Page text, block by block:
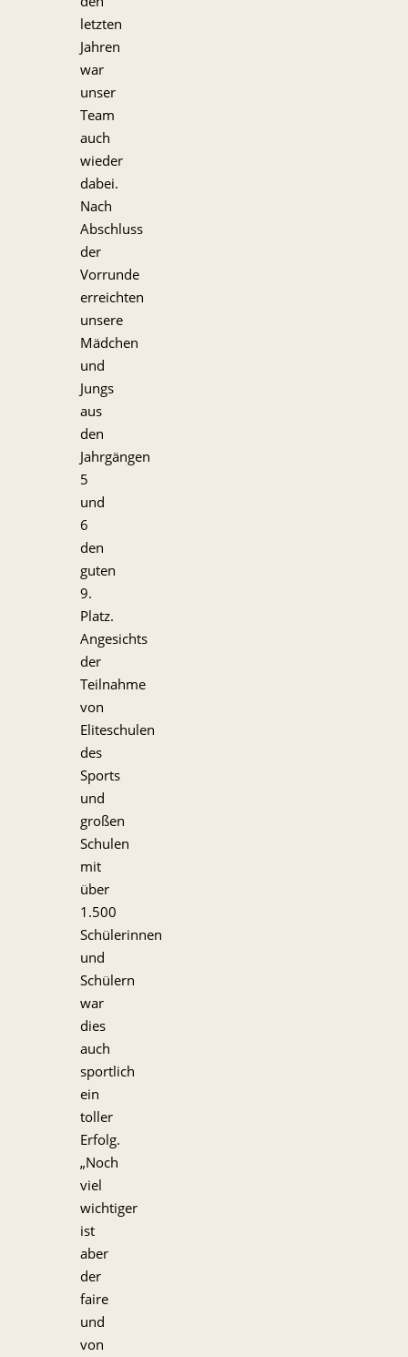
letzten
Jahren
war
unser
Team
auch
wieder
dabei.
Nach
Abschluss
der
Vorrunde
erreichten
unsere
Mädchen
und
Jungs
aus
den
Jahrgängen
5
und
6
den
guten
9.
Platz.
Angesichts
der
Teilnahme
von
Eliteschulen
des
Sports
und
großen
Schulen
mit
über
1.500
Schülerinnen
und
Schülern
war
dies
auch
sportlich
ein
toller
Erfolg.
„Noch
viel
wichtiger
ist
aber
der
faire
und
von